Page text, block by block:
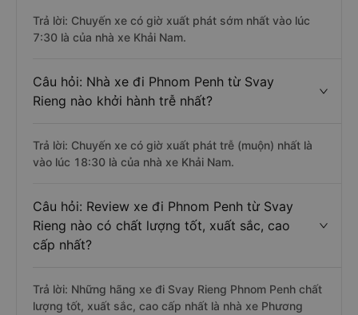
Trả lời: Chuyến xe có giờ xuất phát sớm nhất vào lúc
7:30 là của nhà xe Khải Nam.
Câu hỏi: Nhà xe đi Phnom Penh từ Svay
Rieng nào khởi hành trễ nhất?
Trả lời: Chuyến xe có giờ xuất phát trễ (muộn) nhất là
vào lúc 18:30 là của nhà xe Khải Nam.
Câu hỏi: Review xe đi Phnom Penh từ Svay
Rieng nào có chất lượng tốt, xuất sắc, cao
cấp nhất?
Trả lời: Những hãng xe đi Svay Rieng Phnom Penh chất
lượng tốt, xuất sắc, cao cấp nhất là nhà xe Phương